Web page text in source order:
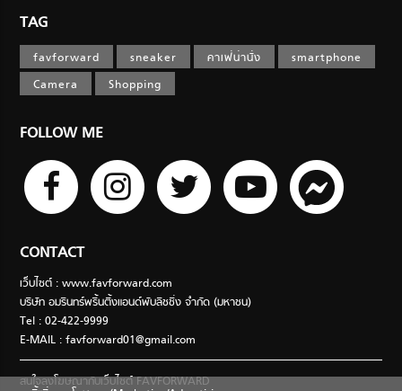
TAG
favforward sneaker คาเฟ่น่านั่ง
smartphone
Camera
Shopping
FOLLOW ME
CONTACT
เว็บไซต์ : www.favforward.com
บริษัท อมรินทร์พริ้นติ้งแอนด์พับลิชชิ่ง จำกัด (มหาชน)
Tel : 02-422-9999
E-MAIL :favforward01@gmail.com
สนใจลงโฆษณากับเว็บไซต์ FAVFORWARD